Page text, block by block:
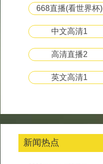
668直播(看世界杯)
中文高清1
高清直播2
英文高清1
新闻热点